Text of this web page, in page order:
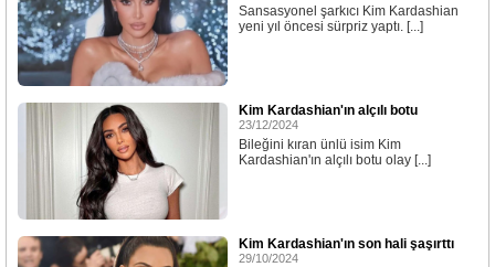
Sansasyonel şarkıcı Kim Kardashian
yeni yıl öncesi sürpriz yaptı. [...]
Kim Kardashian'ın alçılı botu
23/12/2024
Bileğini kıran ünlü isim Kim
Kardashian'ın alçılı botu olay [...]
Kim Kardashian'ın son hali şaşırttı
29/10/2024